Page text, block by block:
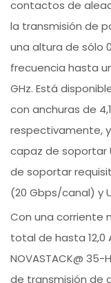
contactos de
la transmisión de
una altura de sólo
frecuencia hasta
GHz. Está
con anchuras de
respectivamente,
capaz de soportar
de soportar
(20 Gbps/canal) y
Con una corriente
total de hasta 12,0
NOVASTACK@
de transmisión de